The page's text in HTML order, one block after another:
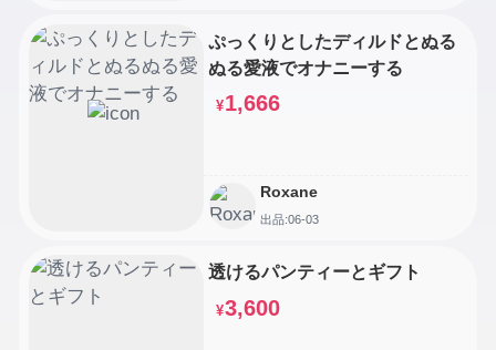
ぷっくりとしたディルドとぬる
ぬる愛液でオナニーする
¥1,666
Roxane
出品:06-03
透けるパンティーとギフト
¥3,600